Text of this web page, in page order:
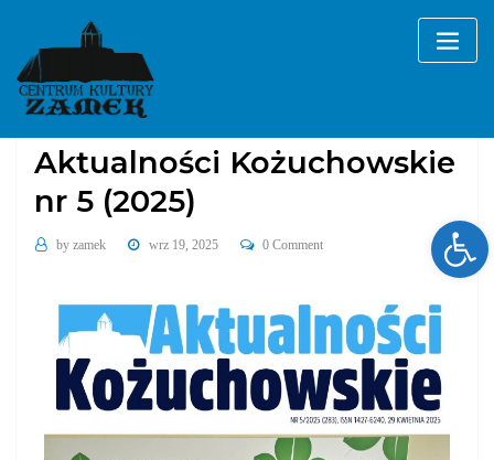
content
2025 Aktualności Kożuchowskie
Aktualności Kożuchowskie
nr 5 (2025)
by zamek wrz 19, 2025 0 Comment